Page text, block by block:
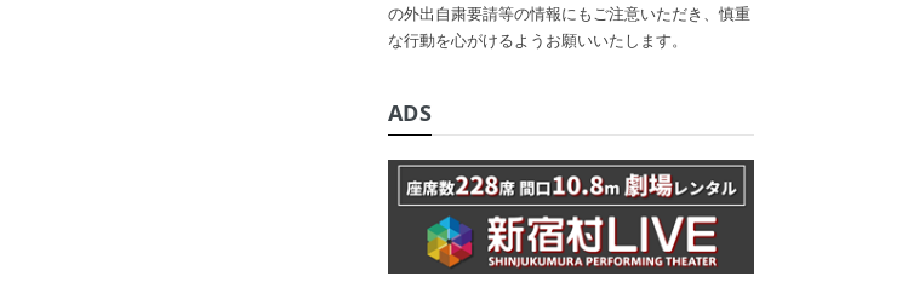
の外出自粛要請等の情報にもご注意いただき、慎重
な行動を心がけるようお願いいたします。
ADS